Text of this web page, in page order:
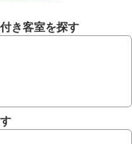
き客室を探す